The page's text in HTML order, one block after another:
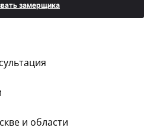
замерщика
и области